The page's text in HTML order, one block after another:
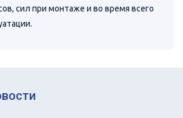
сил при монтаже и во время всего